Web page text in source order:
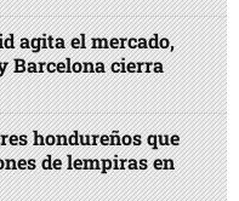
agita el mercado,
Barcelona cierra
hondureños que
de lempiras en